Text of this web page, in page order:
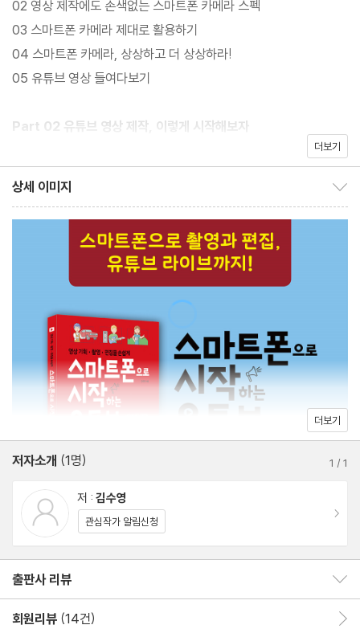
본적인 이야기를 넘어 왜 안정적인 영상이 필요한지, 좋은 영상이란
무엇인지, 남들과 차별화된 나만의 개성 있는 영상은 어떻게 만들면
좋은지 등 함께 고민할 수 있는 촬영, 편집 방법에 대해 상세하게 설
무엇보다 중요한 유튜브 채널의 수익 창출을 위한 양질의 영상과 충
의 특급 노하우를 곳곳에 녹여내어 유튜브를 시작하려는 초보자뿐
만 아니라 기획에 대한 고민이 많은 독자들에게도 충분히 어필이 될
만한 매력이 있다.
02 영상 제작에도 손색없는 스마트폰 카메라 스펙
03 스마트폰 카메라 제대로 활용하기
04 스마트폰 카메라, 상상하고 더 상상하라!
05 유튜브 영상 들여다보기
Part 02 유튜브 영상 제작, 이렇게 시작해보자
03 어떻게 찍을까? 스토리보드를 만들자
Part 03 유튜브 영상 촬영은 이렇게
01 스마트폰 카메라 앱을 살펴보자
03 영상은 가로로 촬영하자
04 충분히 길게 찍자
05 초점을 고정해보자
06 노출을 조정해보자
08 넣을 것은 넣고 뺄 것은 확실히 빼자
09 영상에 안정감을 담자 #헤드룸 #리드룸
10 가까이 다가가서 촬영하자 #클로즈업
11 상황을 한 컷으로 보여주자 #풀샷
12 눈높이에 맞게 찍어보자 #기본앵글
13 귀여움이 한껏 돋보이게 찍어보자 #하이앵글
14 올려다보면 존재감이 달라진다 #로우앵글
더보기
상세 이미지
더보기
저자소개 (1명) 1 /1
저 : 김수영
관심작가 알림신청
출판사 리뷰
회원리뷰 (14건)